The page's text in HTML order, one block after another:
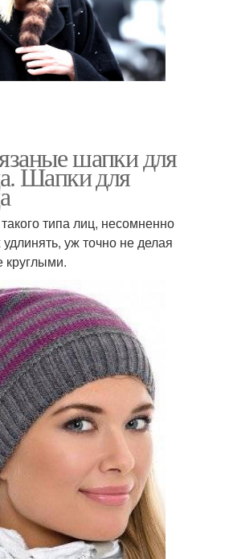
шапки для
Шапки для
типа лиц, несомненно
уж точно не делая
круглыми.